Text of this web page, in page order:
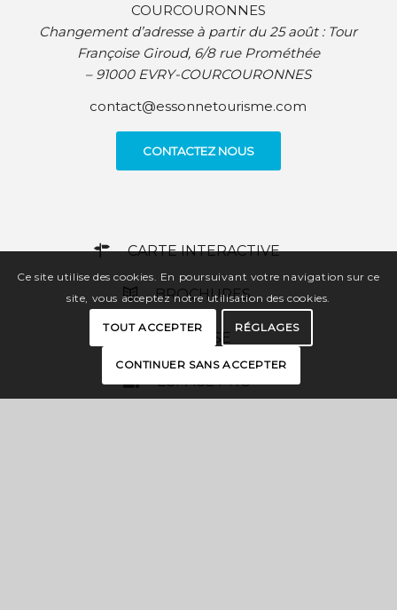
COURCOURONNES
Changement d’adresse à partir du 25 août : Tour
Françoise Giroud, 6/8 rue Prométhée
– 91000 EVRY-COURCOURONNES
contact@essonnetourisme.com
CONTACTEZ NOUS
CARTE INTERACTIVE
BROCHURES
PRESSE
ESPACE PRO
Ce site utilise des cookies. En poursuivant votre navigation sur ce
site, vous acceptez notre utilisation des cookies.
TOUT ACCEPTER RÉGLAGES
CONTINUER SANS ACCEPTER